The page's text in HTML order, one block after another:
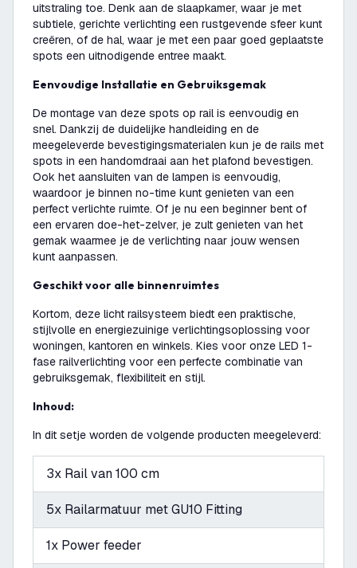
uitstraling toe. Denk aan de slaapkamer, waar je met
subtiele, gerichte verlichting een rustgevende sfeer kunt
creëren, of de hal, waar je met een paar goed geplaatste
spots een uitnodigende entree maakt.
Eenvoudige Installatie en Gebruiksgemak
De montage van deze spots op rail is eenvoudig en
snel. Dankzij de duidelijke handleiding en de
meegeleverde bevestigingsmaterialen kun je de rails met
spots in een handomdraai aan het plafond bevestigen.
Ook het aansluiten van de lampen is eenvoudig,
waardoor je binnen no-time kunt genieten van een
perfect verlichte ruimte. Of je nu een beginner bent of
een ervaren doe-het-zelver, je zult genieten van het
gemak waarmee je de verlichting naar jouw wensen
kunt aanpassen.
Geschikt voor alle binnenruimtes
Kortom, deze licht railsysteem biedt een praktische,
stijlvolle en energiezuinige verlichtingsoplossing voor
woningen, kantoren en winkels. Kies voor onze LED 1-
fase railverlichting voor een perfecte combinatie van
gebruiksgemak, flexibiliteit en stijl.
Inhoud:
In dit setje worden de volgende producten meegeleverd:
3x Rail van 100 cm
5x Railarmatuur met GU10 Fitting
1x Power feeder